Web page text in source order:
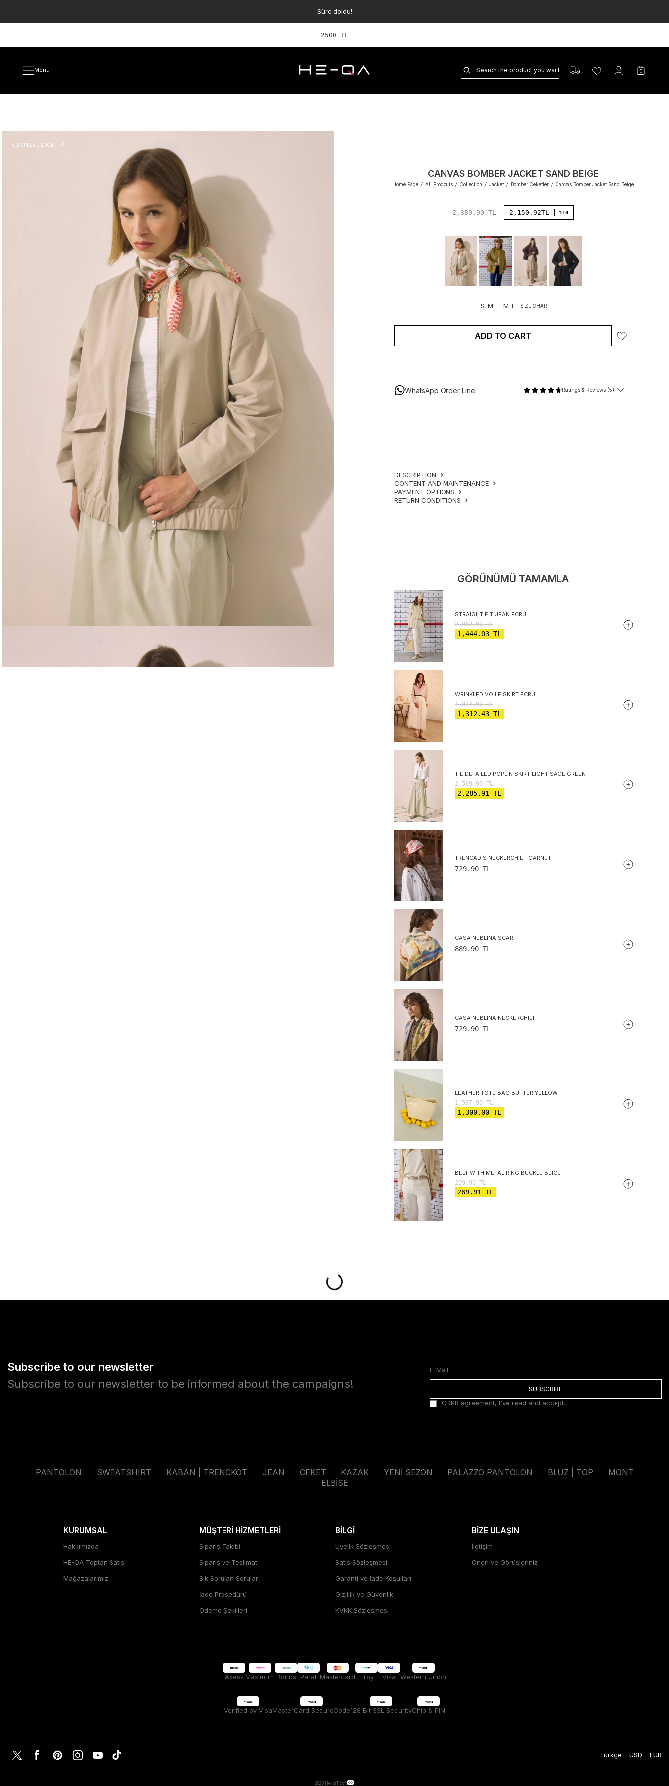
Süre doldu!
2500 TL ve üzeri Ü
Menu 0
COMPLETE LOOK
CANVAS BOMBER JACKET SAND BEIGE
Home Page / All Prodcuts / Collection / Jacket / Bomber Ceketler / Canvas Bomber Jacket Sand Beige
2,389.90TL 2,150.92TL %10
S-M M-L SIZE CHART
ADD TO CART
WhatsApp Order Line Ratings & Reviews (5)
DESCRIPTION
CONTENT AND MAINTENANCE
PAYMENT OPTIONS
RETURN CONDITIONS
GÖRÜNÜMÜ TAMAMLA
STRAIGHT FIT JEAN ECRU
2,062.90TL
1,444.03TL
WRINKLED VOILE SKIRT ECRU
1,874.90TL
1,312.43TL
TIE DETAILED POPLIN SKIRT LIGHT SAGE GREEN
2,539.90TL
2,285.91 TL
TRENCADIS NECKERCHIEF GARNET
729.90TL
CASA NEBLINA SCARF
889.90TL
CASA NEBLINA NECKERCHIEF
729.90TL
LEATHER TOTE BAG BUTTER YELLOW
1,537.90TL
1,300.00TL
BELT WITH METAL RING BUCKLE BEIGE
299.90TL
269.91TL
Subscribe to our newsletter
Subscribe to our newsletter to be informed about the campaigns!
SUBSCRIBE
GDPR agreement, I've read and accept.
PANTOLON SWEATSHIRT KABAN | TRENCKOT JEAN CEKET KAZAK YENİ SEZON PALAZZO PANTOLON BLUZ | TOP
MONT
ELBİSE
KURUMSAL
Hakkımızda
HE-QA Toptan Satış
Mağazalarımız
MÜŞTERİ HİZMETLERİ
Sipariş Takibi
Sipariş ve Teslimat
Sık Sorulan Sorular
İade Prosedürü
Ödeme Şekilleri
BİLGİ
Üyelik Sözleşmesi
Satış Sözleşmesi
Garanti ve İade Koşulları
Gizlilik ve Güvenlik
KVKK Sözleşmesi
BİZE ULAŞIN
İletişim
Öneri ve Görüşleriniz
Axess Maximum Bonus Paraf Mastercard Troy Visa Western Unıon
Verified by VisaMasterCard SecureCode128 Bit SSL SecurityChip & PIN
Türkçe USD EUR
2026 He-qaT-Soft